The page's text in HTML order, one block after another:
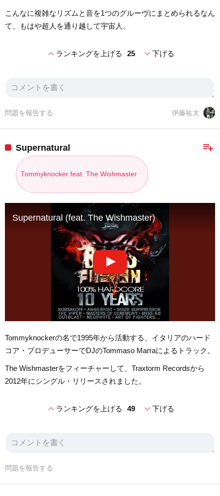
こんなに複雑なリズムと音を1つのグルーヴにまとめられるなん
て、もはや超人を通り越して宇宙人。
expand_lessランキングを上げる 25 expand_more下げる
伊藤祐太
問題を報告する
playlist_add
Supernatural
Tommyknocker feat. The Wishmaster
Supernatural (feat. The Wishmaster)
Tommyknockerの名で1995年から活動する、イタリアのハード
コア・プロデューサーでDJのTommaso Marraによるトラック。
The Wishmasterをフィーチャーして、Traxtorm Recordsから
2012年にシングル・リリースされました。
expand_lessランキングを上げる 49 expand_more下げる
問題を報告する